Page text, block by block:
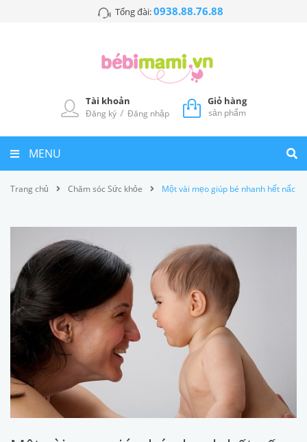
Tổng đài:0938.88.76.88
Tài khoản
Đăng ký / Đăng nhập
Giỏ hàng
sản phẩm
MENU
Trang chủ Chăm sóc Sức khỏe Một vài mẹo giúp bé nhanh hết nấc